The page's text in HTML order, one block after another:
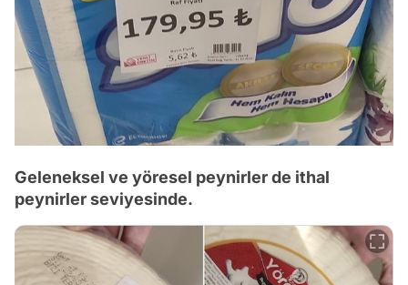
Geleneksel ve yöresel peynirler de ithal
peynirler seviyesinde.